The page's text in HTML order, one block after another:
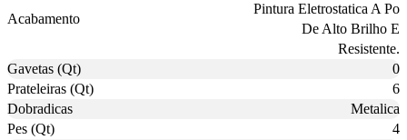
Acabamento
Pintura Eletrostatica A Po
De Alto Brilho E
Resistente.
Gavetas (Qt)
0
Prateleiras (Qt)
6
Dobradicas
Metalica
Pes (Qt)
4